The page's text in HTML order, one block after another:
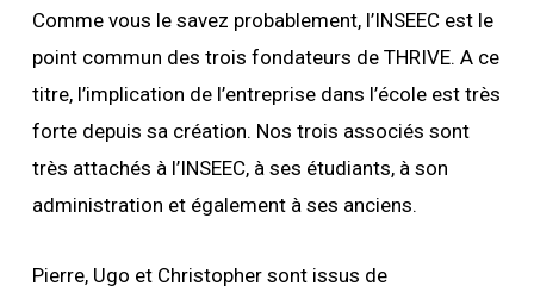
Comme vous le savez probablement, l’INSEEC est le
point commun des trois fondateurs de THRIVE. A ce
titre, l’implication de l’entreprise dans l’école est très
forte depuis sa création. Nos trois associés sont
très attachés à l’INSEEC, à ses étudiants, à son
administration et également à ses anciens.
Pierre, Ugo et Christopher sont issus de